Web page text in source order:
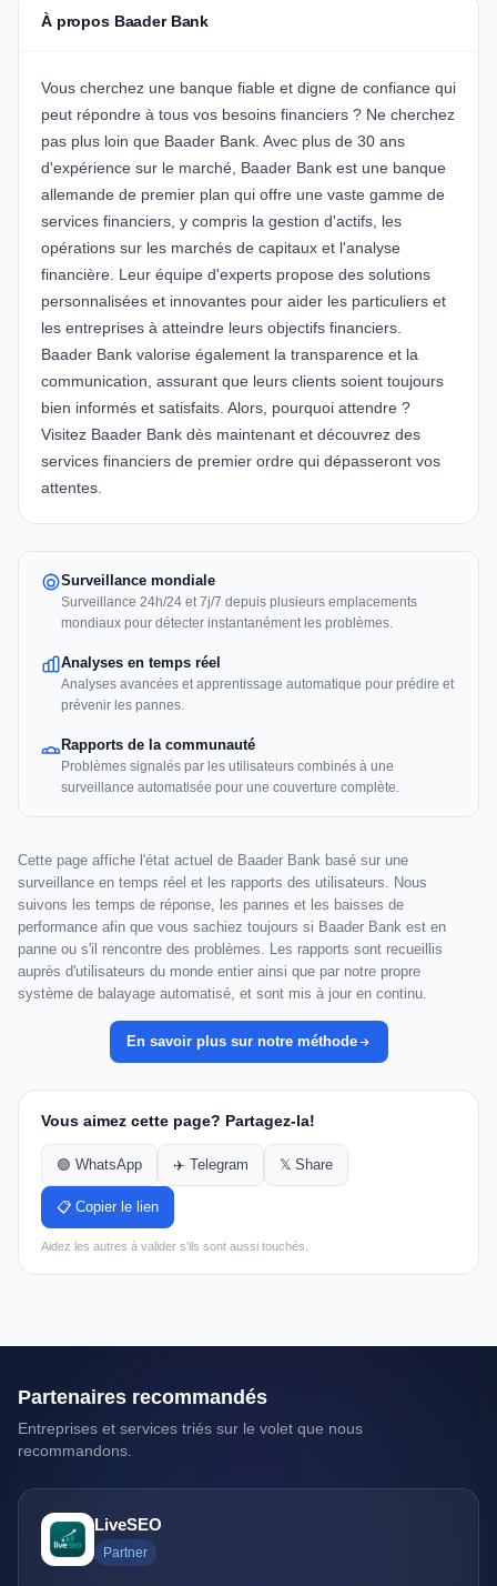
À propos Baader Bank
Vous cherchez une banque fiable et digne de confiance qui
peut répondre à tous vos besoins financiers ? Ne cherchez
pas plus loin que Baader Bank. Avec plus de 30 ans
d'expérience sur le marché, Baader Bank est une banque
allemande de premier plan qui offre une vaste gamme de
services financiers, y compris la gestion d'actifs, les
opérations sur les marchés de capitaux et l'analyse
financière. Leur équipe d'experts propose des solutions
personnalisées et innovantes pour aider les particuliers et
les entreprises à atteindre leurs objectifs financiers.
Baader Bank valorise également la transparence et la
communication, assurant que leurs clients soient toujours
bien informés et satisfaits. Alors, pourquoi attendre ?
Visitez Baader Bank dès maintenant et découvrez des
services financiers de premier ordre qui dépasseront vos
attentes.
Surveillance mondiale
Surveillance 24h/24 et 7j/7 depuis plusieurs emplacements
mondiaux pour détecter instantanément les problèmes.
Analyses en temps réel
Analyses avancées et apprentissage automatique pour prédire et
prévenir les pannes.
Rapports de la communauté
Problèmes signalés par les utilisateurs combinés à une
surveillance automatisée pour une couverture complète.
Cette page affiche l'état actuel de Baader Bank basé sur une
surveillance en temps réel et les rapports des utilisateurs. Nous
suivons les temps de réponse, les pannes et les baisses de
performance afin que vous sachiez toujours si Baader Bank est en
panne ou s'il rencontre des problèmes. Les rapports sont recueillis
auprès d'utilisateurs du monde entier ainsi que par notre propre
système de balayage automatisé, et sont mis à jour en continu.
En savoir plus sur notre méthode
Vous aimez cette page? Partagez-la!
🟢 WhatsApp ✈️ Telegram 𝕏 Share
📋 Copier le lien
Aidez les autres à valider s'ils sont aussi touchés.
Partenaires recommandés
Entreprises et services triés sur le volet que nous
recommandons.
LiveSEO
Partner